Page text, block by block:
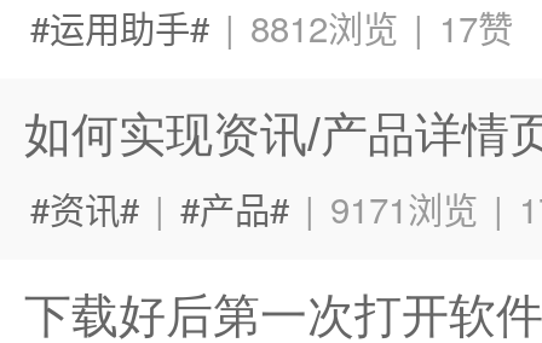
运用助手 | 8812浏览 | 17赞
如何实现资讯/产品详情
资讯 | 产品 | 9171浏览 |
下载好后第一次打开软